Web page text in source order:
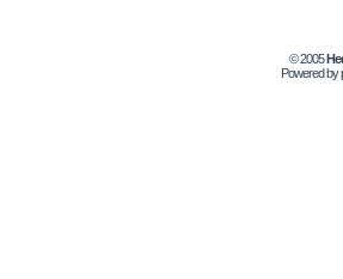
© 2005
Powered by